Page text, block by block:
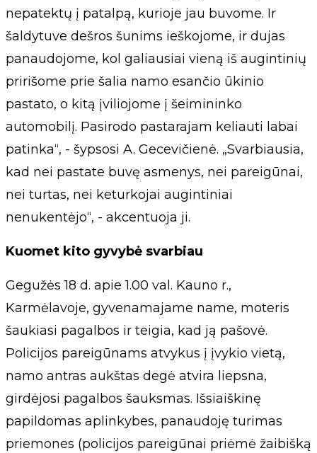
nepatektų į patalpą, kurioje jau buvome. Ir
šaldytuve dešros šunims ieškojome, ir dujas
panaudojome, kol galiausiai vieną iš augintinių
pririšome prie šalia namo esančio ūkinio
pastato, o kitą įviliojome į šeimininko
automobilį. Pasirodo pastarajam keliauti labai
patinka“, - šypsosi A. Gecevičienė. „Svarbiausia,
kad nei pastate buvę asmenys, nei pareigūnai,
nei turtas, nei keturkojai augintiniai
nenukentėjo“, - akcentuoja ji.
Kuomet kito gyvybė svarbiau
Gegužės 18 d. apie 1.00 val. Kauno r.,
Karmėlavoje, gyvenamajame name, moteris
šaukiasi pagalbos ir teigia, kad ją pašovė.
Policijos pareigūnams atvykus į įvykio vietą,
namo antras aukštas degė atvira liepsna,
girdėjosi pagalbos šauksmas. Išsiaiškinę
papildomas aplinkybes, panaudoję turimas
priemones (policijos pareigūnai priėmė žaibišką